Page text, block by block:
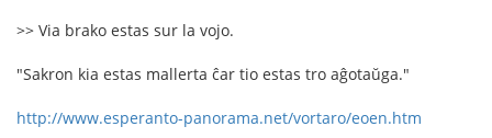
>> Via brako estas sur la vojo.
"Sakron kia estas mallerta ĉar tio estas tro aĝotaŭga."
http://www.esperanto-panorama.net/vortaro/eoen.htm